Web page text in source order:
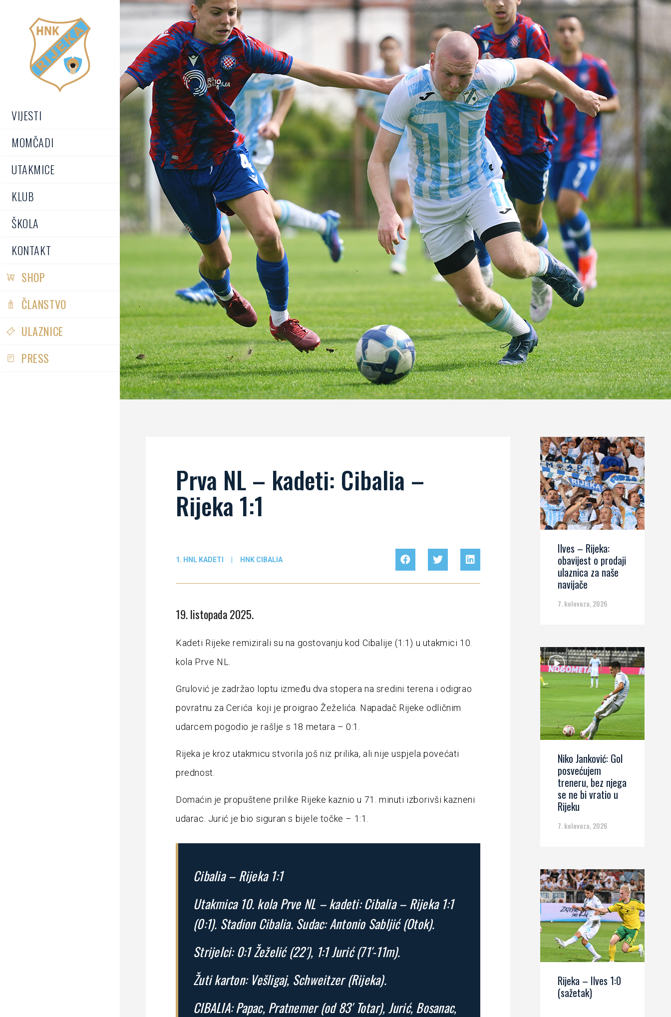
VIJESTI
MOMČADI
UTAKMICE
KLUB
ŠKOLA
KONTAKT
SHOP
ČLANSTVO
ULAZNICE
PRESS
Prva NL – kadeti: Cibalia –
Rijeka 1:1
1. HNL KADETI HNK CIBALIA
19. listopada 2025.
Kadeti Rijeke remizirali su na gostovanju kod Cibalije (1:1) u utakmici 10.
kola Prve NL.
Grulović je zadržao loptu između dva stopera na sredini terena i odigrao
povratnu za Cerića koji je proigrao Žeželića. Napadač Rijeke odličnim
udarcem pogodio je rašlje s 18 metara – 0:1.
Rijeka je kroz utakmicu stvorila još niz prilika, ali nije uspjela povećati
prednost.
Domaćin je propuštene prilike Rijeke kaznio u 71. minuti izborivši kazneni
udarac. Jurić je bio siguran s bijele točke – 1:1.
Cibalia – Rijeka 1:1
Utakmica 10. kola Prve NL – kadeti: Cibalia – Rijeka 1:1
(0:1). Stadion Cibalia. Sudac: Antonio Sabljić (Otok).
Strijelci: 0:1 Žeželić (22′), 1:1 Jurić (71′-11m).
Žuti karton: Vešligaj, Schweitzer (Rijeka).
CIBALIA: Papac, Pratnemer (od 83′ Totar), Jurić, Bosanac,
Ilves – Rijeka:
obavijest o prodaji
ulaznica za naše
navijače
7. kolovoza, 2026
Niko Janković: Gol
posvećujem
treneru, bez njega
se ne bi vratio u
Rijeku
7. kolovoza, 2026
Rijeka – Ilves 1:0
(sažetak)